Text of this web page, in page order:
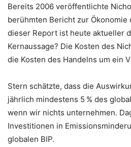
Bereits 2006 veröffentlichte
berühmten Bericht zur Ökonomie
dieser Report ist heute aktueller
Kernaussage? Die Kosten des
die Kosten des Handelns um ein
Stern schätzte, dass die
jährlich mindestens 5 % des
wenn wir nichts unternehmen.
Investitionen in
globalen BIP.